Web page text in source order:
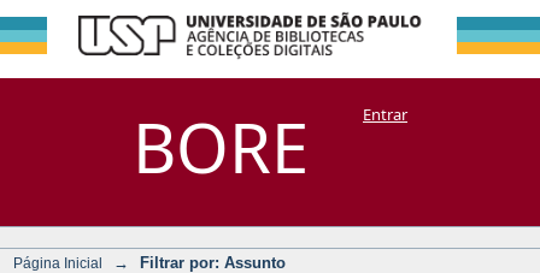
BORE
Filtrar por:
Assunto
DSpace/Manakin + CoriscoEntrar
Página Inicial → Filtrar por: Assunto